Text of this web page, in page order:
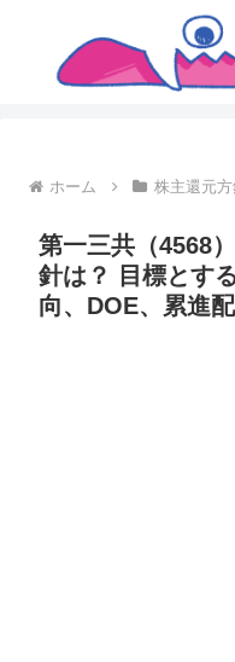
ホーム 株主還元
第一三共（4568
針は？ 目標とす
向、DOE、累進